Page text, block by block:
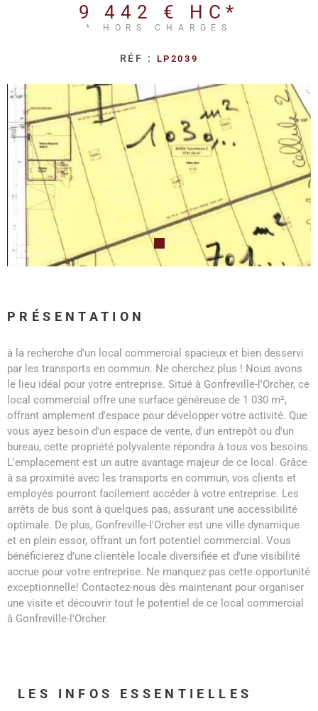
9 442 € HC*
* HORS CHARGES
RÉF : LP2039
PRÉSENTATION
à la recherche d'un local commercial spacieux et bien desservi
par les transports en commun. Ne cherchez plus ! Nous avons
le lieu idéal pour votre entreprise. Situé à Gonfreville-l'Orcher, ce
local commercial offre une surface généreuse de 1 030 m²,
offrant amplement d'espace pour développer votre activité. Que
vous ayez besoin d'un espace de vente, d'un entrepôt ou d'un
bureau, cette propriété polyvalente répondra à tous vos besoins.
L'emplacement est un autre avantage majeur de ce local. Grâce
à sa proximité avec les transports en commun, vos clients et
employés pourront facilement accéder à votre entreprise. Les
arrêts de bus sont à quelques pas, assurant une accessibilité
optimale. De plus, Gonfreville-l'Orcher est une ville dynamique
et en plein essor, offrant un fort potentiel commercial. Vous
bénéficierez d'une clientèle locale diversifiée et d'une visibilité
accrue pour votre entreprise. Ne manquez pas cette opportunité
exceptionnelle! Contactez-nous dès maintenant pour organiser
une visite et découvrir tout le potentiel de ce local commercial
à Gonfreville-l'Orcher.
LES INFOS ESSENTIELLES